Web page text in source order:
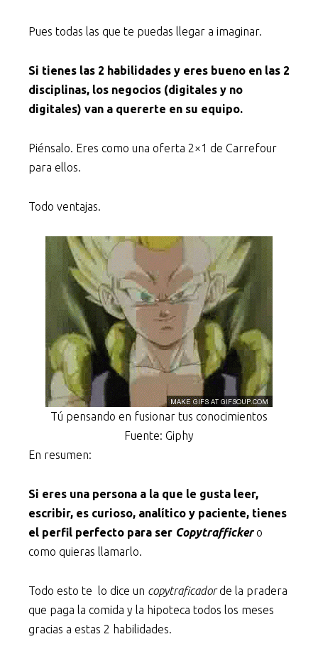
Pues todas las que te puedas llegar a imaginar.
Si tienes las 2 habilidades y eres bueno en las 2
disciplinas, los negocios (digitales y no
digitales) van a quererte en su equipo.
Piénsalo. Eres como una oferta 2×1 de Carrefour
para ellos.
Todo ventajas.
Tú pensando en fusionar tus conocimientos
Fuente: Giphy
En resumen:
Si eres una persona a la que le gusta leer,
escribir, es curioso, analítico y paciente, tienes
el perfil perfecto para ser Copytrafficker o
como quieras llamarlo.
Todo esto te lo dice un copytraficadorde la pradera
que paga la comida y la hipoteca todos los meses
gracias a estas 2 habilidades.